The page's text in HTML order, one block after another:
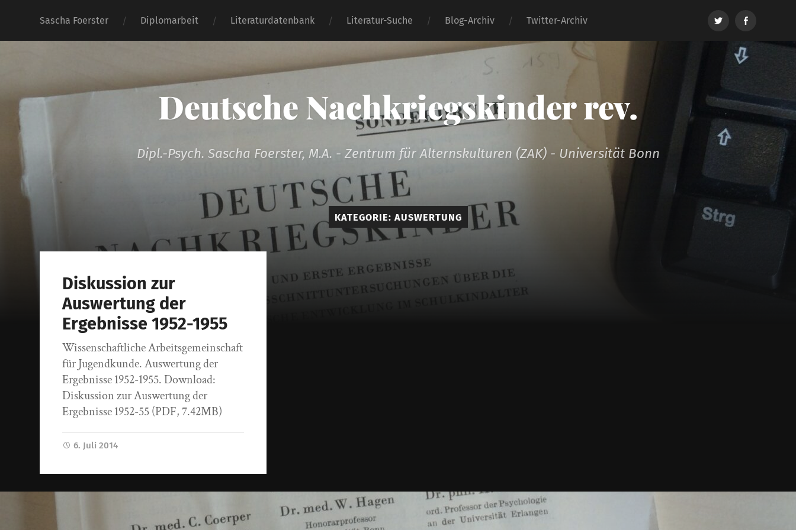
Sascha Foerster Diplomarbeit Literaturdatenbank Literatur-Suche Blog-Archiv Twitter-Archiv Twitter Facebook
Deutsche Nachkriegskinder rev.
Dipl.-Psych. Sascha Foerster, M.A. - Zentrum für Alternskulturen (ZAK) - Universität Bonn
KATEGORIE: AUSWERTUNG
Diskussion zur
Auswertung der
Ergebnisse 1952-1955
Wissenschaftliche Arbeitsgemeinschaft
für Jugendkunde. Auswertung der
Ergebnisse 1952-1955. Download:
Diskussion zur Auswertung der
Ergebnisse 1952-55 (PDF, 7.42MB)
6. Juli 2014